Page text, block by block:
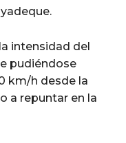
intensidad del
pudiéndose
km/h desde la
a repuntar en la